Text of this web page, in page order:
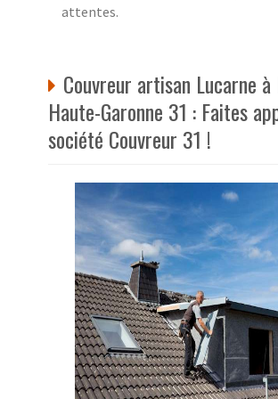
attentes.
Couvreur artisan Lucarne à
Haute-Garonne 31 : Faites
société Couvreur 31 !